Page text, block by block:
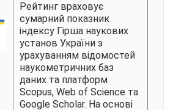
Рейтинг враховує
сумарний показник
індексу Гірша наукових
установ України з
урахуванням відомостей
наукометричних баз
даних та платформ
Scopus, Web of Science та
Google Scholar. На основі